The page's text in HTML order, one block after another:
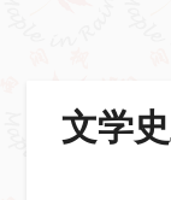
文学